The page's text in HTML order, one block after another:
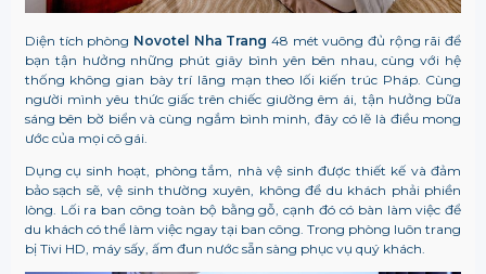
Diện tích phòng Novotel Nha Trang 48 mét vuông đủ rộng rãi để
bạn tận hưởng những phút giây bình yên bên nhau, cùng với hệ
thống không gian bày trí lãng mạn theo lối kiến trúc Pháp. Cùng
người mình yêu thức giấc trên chiếc giường êm ái, tận hưởng bữa
sáng bên bờ biển và cùng ngắm bình minh, đây có lẽ là điều mong
ước của mọi cô gái.
Dụng cụ sinh hoạt, phòng tắm, nhà vệ sinh được thiết kế và đảm
bảo sạch sẽ, vệ sinh thường xuyên, không để du khách phải phiền
lòng. Lối ra ban công toàn bộ bằng gỗ, cạnh đó có bàn làm việc để
du khách có thể làm việc ngay tại ban công. Trong phòng luôn trang
bị Tivi HD, máy sấy, ấm đun nước sẵn sàng phục vụ quý khách.